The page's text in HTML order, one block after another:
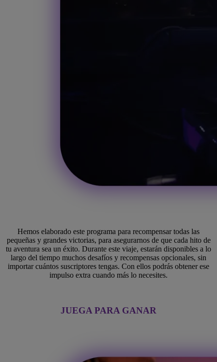
Hemos elaborado este programa para recompensar todas las
pequeñas y grandes victorias, para asegurarnos de que cada hito de
tu aventura sea un éxito. Durante este viaje, estarán disponibles a lo
largo del tiempo muchos desafíos y recompensas opcionales, sin
importar cuántos suscriptores tengas. Con ellos podrás obtener ese
impulso extra cuando más lo necesites.
JUEGA PARA GANAR